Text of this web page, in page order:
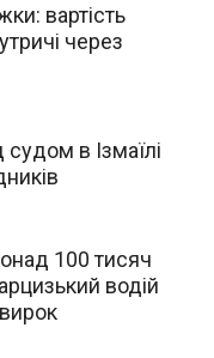
вартість
через
в Ізмаїлі
водій